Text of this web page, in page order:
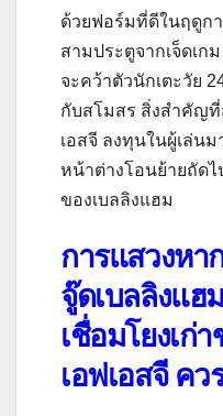
ด้วยฟอร์มที่ดีในฤดูก
สามประตูจากเจ็ดเก
จะคว้าตัวนักเตะวัย
กับสโมสร สิ่งสำคัญที่
เอสจี ลงทุนในผู้เล่น
หน้าต่างโอนย้ายถัด
ของเบลลิงแฮม
การแสวงหา
จู๊ดเบลลิงแฮ
เชื่อมโยงเก่
เอฟเอสจี ค